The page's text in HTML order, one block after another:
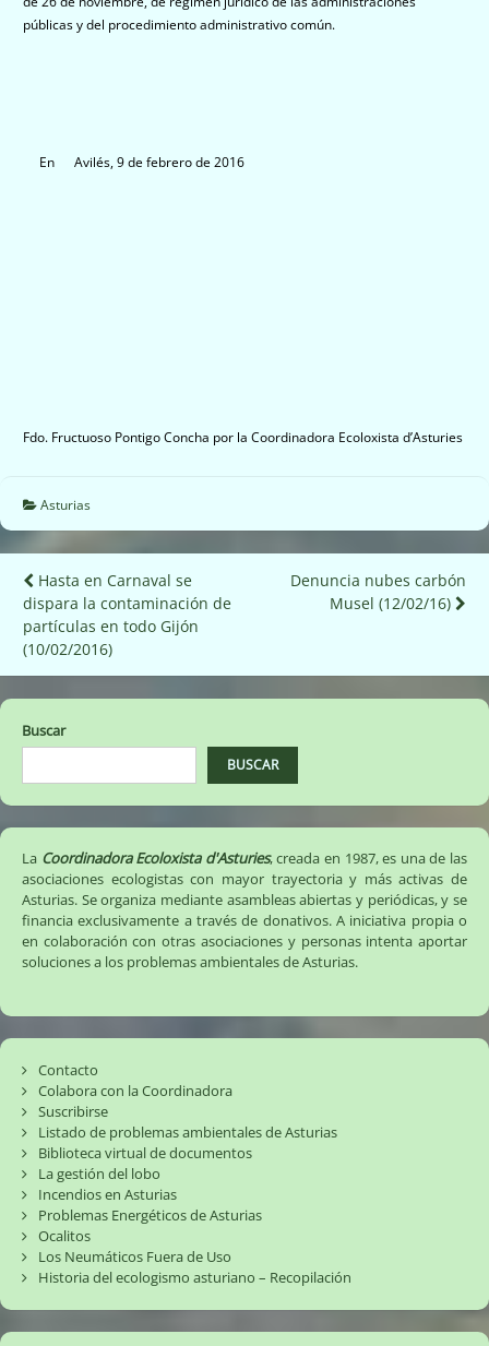
públicas y del procedimiento administrativo común.
En Avilés, 9 de febrero de 2016
Fdo. Fructuoso Pontigo Concha por la Coordinadora Ecoloxista d’Asturies
Asturias
Navegación
de
entradas
Hasta en Carnaval se
dispara la contaminación de
partículas en todo Gijón
Denuncia nubes carbón
Musel (12/02/16)
Buscar
BUSCAR
La Coordinadora Ecoloxista d'Asturies, creada en 1987, es una de las
asociaciones ecologistas con mayor trayectoria y más activas de
Asturias. Se organiza mediante asambleas abiertas y periódicas, y se
financia exclusivamente a través de donativos. A iniciativa propia o
en colaboración con otras asociaciones y personas intenta aportar
soluciones a los problemas ambientales de Asturias.
Contacto
Colabora con la Coordinadora
Suscribirse
Listado de problemas ambientales de Asturias
Biblioteca virtual de documentos
La gestión del lobo
Incendios en Asturias
Problemas Energéticos de Asturias
Ocalitos
Los Neumáticos Fuera de Uso
Historia del ecologismo asturiano – Recopilación